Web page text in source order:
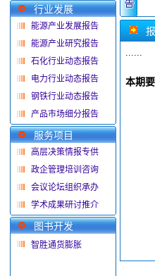
行业发展
能源产业发展报告
能源产业研究报告
石化行业动态报告
电力行业动态报告
钢铁行业动态报告
产品市场细分报告
服务项目
高层决策情报专供
政企管理培训咨询
会议论坛组织承办
学术成果研讨推介
图书开发
智胜通货膨胀
......
本期